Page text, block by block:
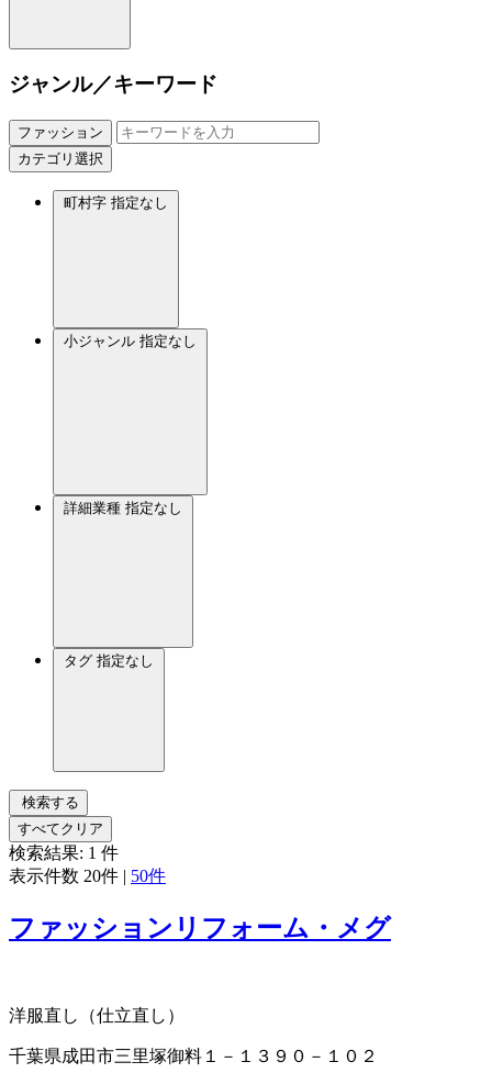
ジャンル／キーワード
ファッション
カテゴリ選択
町村字 指定なし
小ジャンル 指定なし
詳細業種 指定なし
タグ 指定なし
検索する
すべてクリア
検索結果: 1 件
表示件数 20件 | 50件
ファッションリフォーム・メグ
洋服直し（仕立直し）
千葉県成田市三里塚御料１－１３９０－１０２